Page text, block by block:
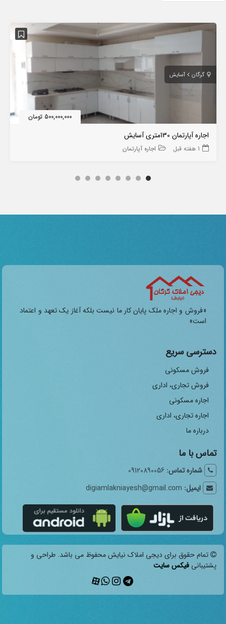
گرگان آسایش
500,000,000 تومان
اجاره آپارتمان 130متری آسایش
1 هفته قبل اجاره آپارتمان
«فروش و اجاره ملک پایان کار ما نیست بلکه آغاز یک تعهد و اعتماد
است»
دسترسی سریع
فروش مسکونی
فروش تجاری، اداری
اجاره مسکونی
اجاره تجاری، اداری
درباره ما
تماس با ما
شماره تماس: 09120890056
ایمیل: digiamlakniayesh@gmail.com
تمام حقوق برای دیجی املاک نیایش محفوظ می باشد. طراحی و
پشتیبانی فیکس سایت